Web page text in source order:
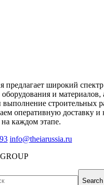
предлагает широкий
оборудования и материалов,
выполнение строительных
оперативную доставку и
каждом этапе.
info@theiarussia.ru